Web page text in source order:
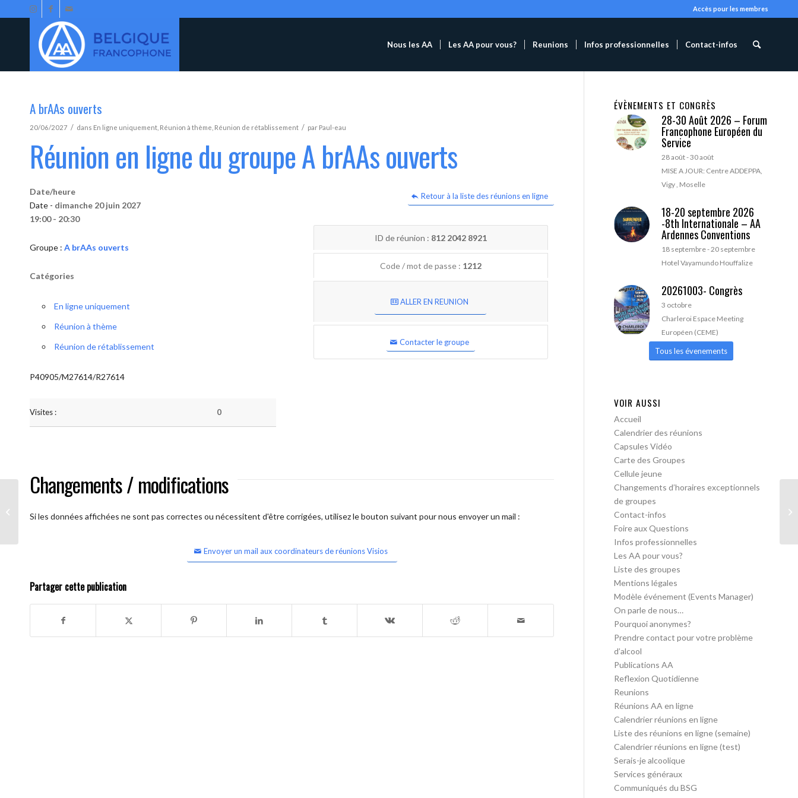
Accès pour les membres
Nous les AA Les AA pour vous? Reunions Infos professionnelles Contact-infos
A brAAs ouverts
20/06/2027 / dans En ligne uniquement Réunion à thème Réunion de rétablissement / par Paul-eau
Réunion en ligne du groupe A brAAs ouverts
Retour à la liste des réunions en ligne
Date/heure
Date - dimanche 20 juin 2027
19:00 - 20:30
Groupe : A brAAs ouverts
Catégories
En ligne uniquement
Réunion à thème
Réunion de rétablissement
P40905/M27614/R27614
Visites : 0
ID de réunion : 812 2042 8921
Code / mot de passe : 1212
ALLER EN REUNION
Contacter le groupe
Changements / modifications
Si les données affichées ne sont pas correctes ou nécessitent d'être corrigées, utilisez le bouton suivant pour nous envoyer un mail :
Envoyer un mail aux coordinateurs de réunions Visios
Partager cette publication
ÉVÈNEMENTS ET CONGRÈS
28-30 Août 2026 – Forum
Francophone Européen du
Service
28 août-30 août
MISE A JOUR: Centre ADDEPPA,
Vigy , Moselle
18-20 septembre 2026
-8th Internationale – AA
Ardennes Conventions
18 septembre-20 septembre
Hotel Vayamundo Houffalize
20261003- Congrès
3 octobre
Charleroi Espace Meeting
Européen (CEME)
Tous les évenements
VOIR AUSSI
Accueil
Calendrier des réunions
Capsules Vidéo
Carte des Groupes
Cellule jeune
Changements d’horaires exceptionnels
de groupes
Contact-infos
Foire aux Questions
Infos professionnelles
Les AA pour vous?
Liste des groupes
Mentions légales
Modèle événement (Events Manager)
On parle de nous…
Pourquoi anonymes?
Prendre contact pour votre problème
d’alcool
Publications AA
Reflexion Quotidienne
Reunions
Réunions AA en ligne
Calendrier réunions en ligne
Liste des réunions en ligne (semaine)
Calendrier réunions en ligne (test)
Serais-je alcoolique
Services généraux
Communiqués du BSG
A